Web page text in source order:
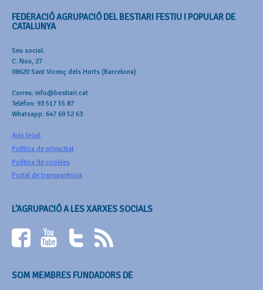
FEDERACIÓ AGRUPACIÓ DEL BESTIARI FESTIU I POPULAR DE
CATALUNYA
Seu social:
C. Nou, 27
08620 Sant Vicenç dels Horts (Barcelona)
Correu: info@bestiari.cat
Telèfon: 93 517 55 87
Whatsapp: 647 69 52 63
Avís legal
Política de privacitat
Política de cookies
Portal de transparència
L’AGRUPACIÓ A LES XARXES SOCIALS
SOM MEMBRES FUNDADORS DE